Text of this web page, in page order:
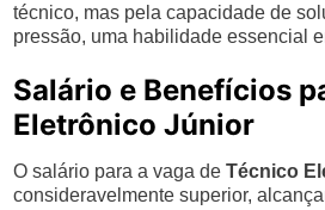
técnico, mas pela capacidade de
pressão, uma habilidade essencial
Salário e Benefícios
Eletrônico Júnior
O salário para a vaga deTécnico
consideravelmente superior,